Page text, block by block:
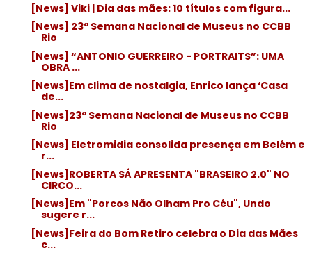
[News] Viki | Dia das mães: 10 títulos com figura...
[News] 23ª Semana Nacional de Museus no CCBB
Rio
[News] “ANTONIO GUERREIRO - PORTRAITS”: UMA
OBRA ...
[News]Em clima de nostalgia, Enrico lança ‘Casa
de...
[News]23ª Semana Nacional de Museus no CCBB
Rio
[News] Eletromidia consolida presença em Belém e
r...
[News]ROBERTA SÁ APRESENTA "BRASEIRO 2.0" NO
CIRCO...
[News]Em "Porcos Não Olham Pro Céu", Undo
sugere r...
[News]Feira do Bom Retiro celebra o Dia das Mães
c...